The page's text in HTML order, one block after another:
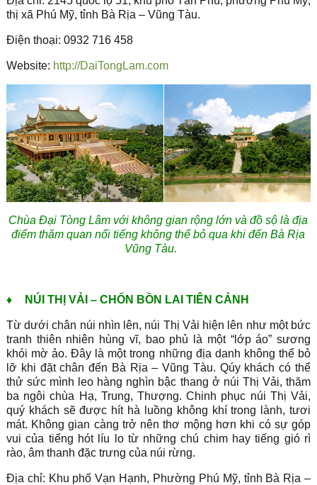
thị xã Phú Mỹ, tỉnh Bà Rịa – Vũng Tàu.
Điện thoại: 0932 716 458
Website: http://DaiTongLam.com
Chùa Đại Tòng Lâm với không gian rộng lớn và đồ sộ là địa
điểm thăm quan nổi tiếng không thể bỏ qua khi đến Bà Rịa
Vũng Tàu.
♦ NÚI THỊ VẢI – CHỐN BỒN LAI TIÊN CẢNH
Từ dưới chân núi nhìn lên, núi Thị Vải hiện lên như một bức
tranh thiên nhiên hùng vĩ, bao phủ là một “lớp áo” sương
khói mờ ảo. Đây là một trong những địa danh không thể bỏ
lỡ khi đặt chân đến Bà Rịa – Vũng Tàu. Qúy khách có thể
thử sức mình leo hàng nghìn bậc thang ở núi Thị Vải, thăm
ba ngôi chùa Hạ, Trung, Thượng. Chinh phục núi Thị Vải,
quý khách sẽ được hít hà luồng không khí trong lành, tươi
mát. Không gian càng trở nên thơ mộng hơn khi có sự góp
vui của tiếng hót líu lo từ những chú chim hay tiếng gió rì
rào, âm thanh đặc trưng của núi rừng.
Địa chỉ: Khu phố Vạn Hạnh, Phường Phú Mỹ, tỉnh Bà Rịa –